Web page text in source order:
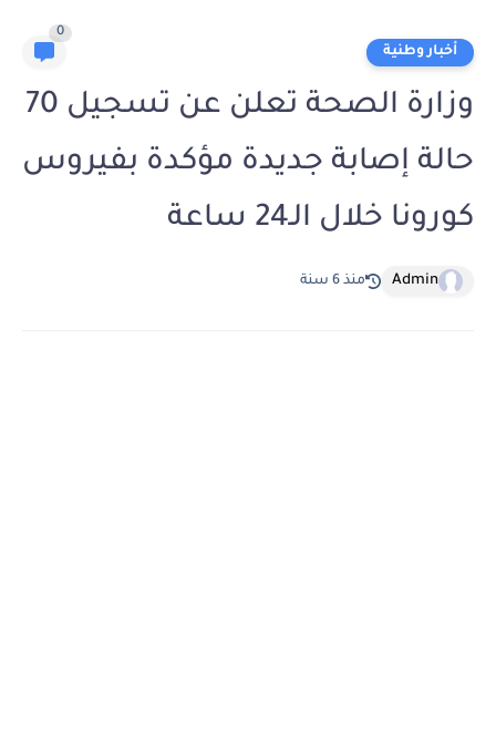
أخبار وطنية
0
وزارة الصحة تعلن عن تسجيل 70
حالة إصابة جديدة مؤكدة بفيروس
كورونا خلال الـ24 ساعة
Admin منذ 6 سنة